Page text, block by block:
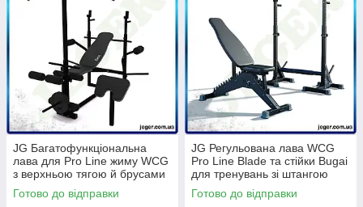
JG Багатофункціональна
лава для Pro Line жиму WCG
з верхньою тягою й брусами
для домашніх тренувань
Prime/X
Готово до відправки
JG Регульована лава WCG
Pro Line Blade та стійки Bugai
для тренувань зі штангою
домашній спортзал сі Prime/X
Готово до відправки